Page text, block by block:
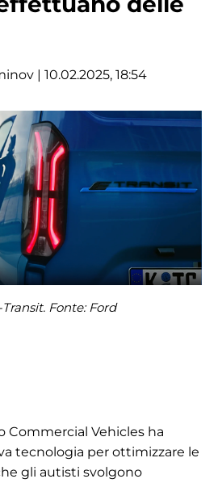
| 10.02.2025, 18:54
Fonte: Ford
Commercial Vehicles ha
tecnologia per ottimizzare le
gli autisti svolgono